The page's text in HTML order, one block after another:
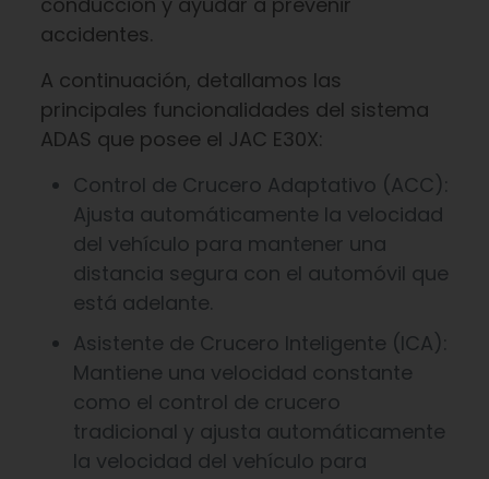
accidentes.
A continuación, detallamos las
principales funcionalidades del sistema
ADAS que posee el JAC E30X:
Control de Crucero Adaptativo (ACC):
Ajusta automáticamente la velocidad
del vehículo para mantener una
distancia segura con el automóvil que
está adelante.
Asistente de Crucero Inteligente (ICA):
Mantiene una velocidad constante
como el control de crucero
tradicional y ajusta automáticamente
la velocidad del vehículo para